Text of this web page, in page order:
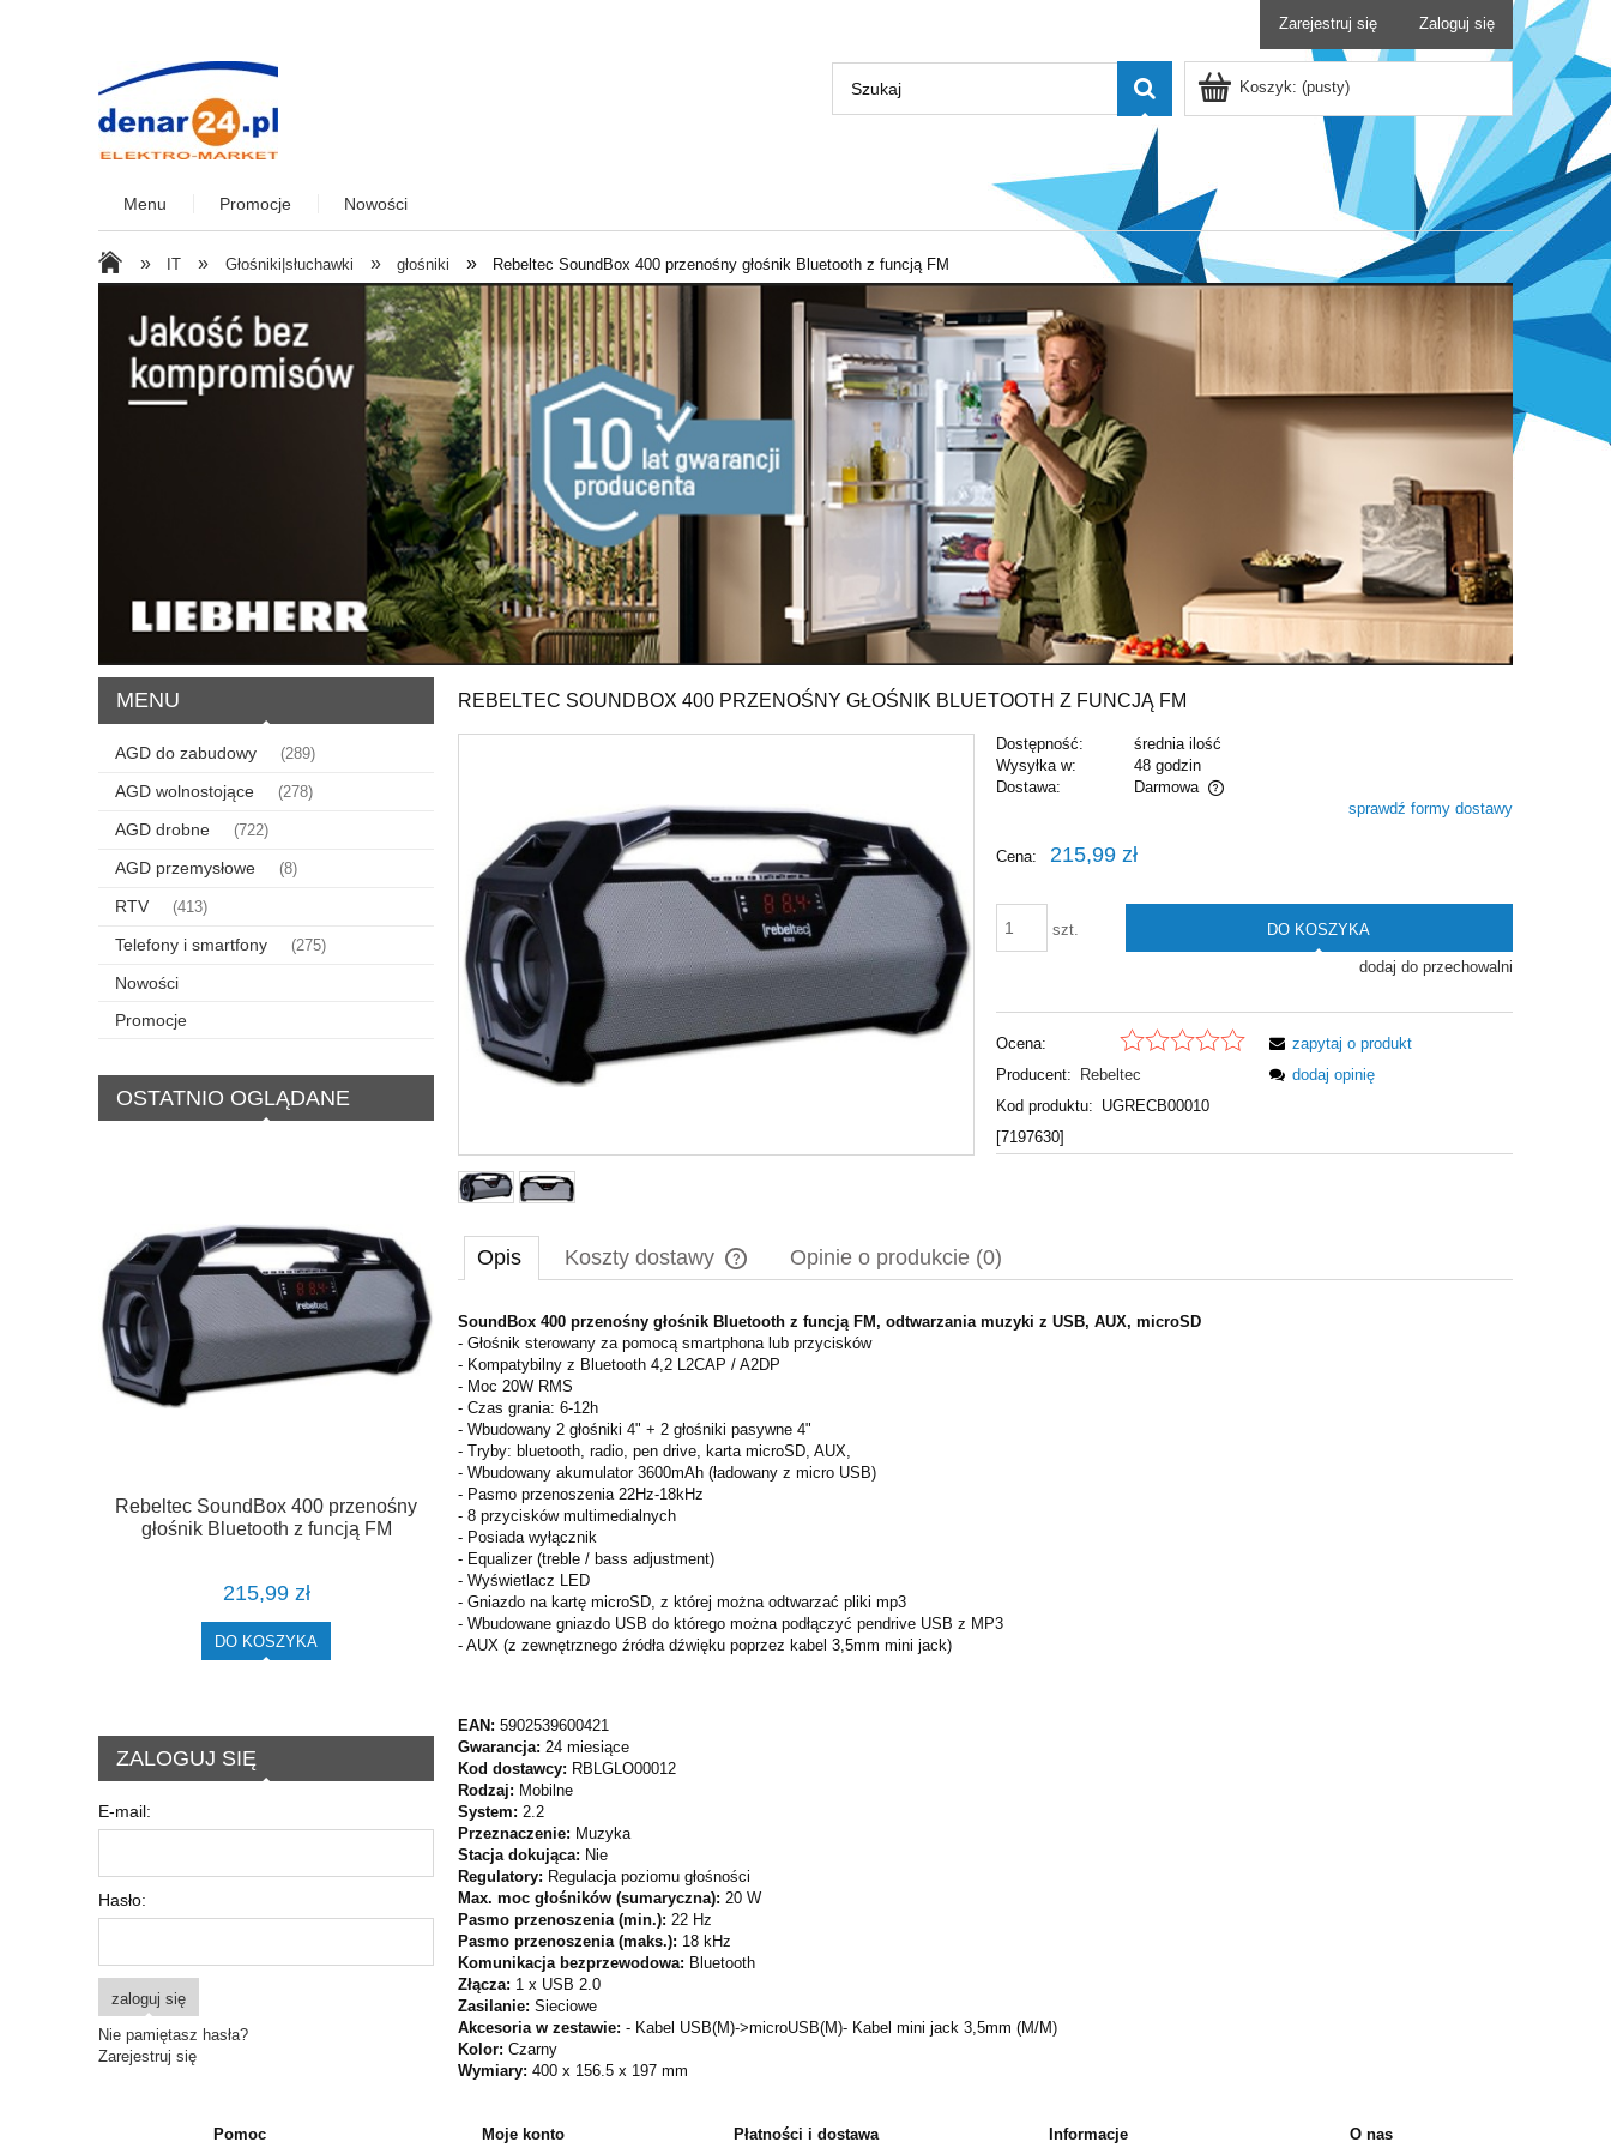
Zarejestruj się Zaloguj się
Koszyk: (pusty)
Menu Promocje Nowości
» IT » Głośniki|słuchawki » głośniki » Rebeltec SoundBox 400 przenośny głośnik Bluetooth z funcją FM
MENU
AGD do zabudowy (289)
AGD wolnostojące (278)
AGD drobne (722)
AGD przemysłowe (8)
RTV (413)
Telefony i smartfony (275)
Nowości
Promocje
OSTATNIO OGLĄDANE
Rebeltec SoundBox 400 przenośny
głośnik Bluetooth z funcją FM
215,99 zł
DO KOSZYKA
ZALOGUJ SIĘ
E-mail:
Hasło:
zaloguj się
Nie pamiętasz hasła?
Zarejestruj się
REBELTEC SOUNDBOX 400 PRZENOŚNY GŁOŚNIK BLUETOOTH Z FUNCJĄ FM
Dostępność:
średnia ilość
Wysyłka w:
48 godzin
Dostawa:
Darmowa
Cena nie zawiera ewentualnych kosztów
płatności
sprawdź formy dostawy
Cena: 215,99 zł
szt. DO KOSZYKA
dodaj do przechowalni
Ocena:
Producent:
Rebeltec
Kod produktu: UGRECB00010
[7197630]
zapytaj o produkt
dodaj opinię
Opis Koszty dostawy
Cena nie zawiera ewentualnych kosztów
płatności
Opinie o produkcie (0)
SoundBox 400 przenośny głośnik Bluetooth z funcją FM, odtwarzania muzyki z USB, AUX, microSD
- Głośnik sterowany za pomocą smartphona lub przycisków
- Kompatybilny z Bluetooth 4,2 L2CAP / A2DP
- Moc 20W RMS
- Czas grania: 6-12h
- Wbudowany 2 głośniki 4" + 2 głośniki pasywne 4"
- Tryby: bluetooth, radio, pen drive, karta microSD, AUX,
- Wbudowany akumulator 3600mAh (ładowany z micro USB)
- Pasmo przenoszenia 22Hz-18kHz
- 8 przycisków multimedialnych
- Posiada wyłącznik
- Equalizer (treble / bass adjustment)
- Wyświetlacz LED
- Gniazdo na kartę microSD, z której można odtwarzać pliki mp3
- Wbudowane gniazdo USB do którego można podłączyć pendrive USB z MP3
- AUX (z zewnętrznego źródła dźwięku poprzez kabel 3,5mm mini jack)
EAN: 5902539600421
Gwarancja: 24 miesiące
Kod dostawcy: RBLGLO00012
Rodzaj: Mobilne
System: 2.2
Przeznaczenie: Muzyka
Stacja dokująca: Nie
Regulatory: Regulacja poziomu głośności
Max. moc głośników (sumaryczna): 20 W
Pasmo przenoszenia (min.): 22 Hz
Pasmo przenoszenia (maks.): 18 kHz
Komunikacja bezprzewodowa: Bluetooth
Złącza: 1 x USB 2.0
Zasilanie: Sieciowe
Akcesoria w zestawie: - Kabel USB(M)->microUSB(M)- Kabel mini jack 3,5mm (M/M)
Kolor: Czarny
Wymiary: 400 x 156.5 x 197 mm
Pomoc Moje konto Płatności i dostawa Informacje O nas